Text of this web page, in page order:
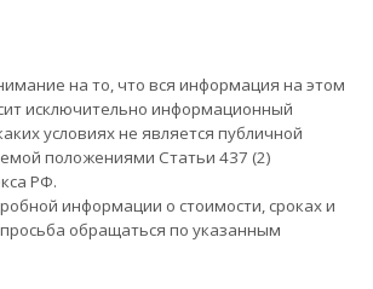
на то, что вся информация на этом
исключительно информационный
условиях не является публичной
положениями Статьи 437 (2)
РФ.
информации о стоимости, сроках и
обращаться по указанным